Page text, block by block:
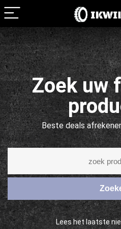
Zoek uw
Beste deals
Lees het laatste